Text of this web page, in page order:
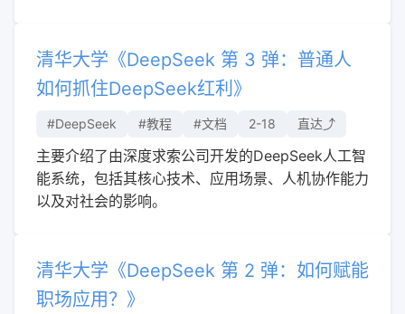
清华大学《DeepSeek 第 3 弹：普通人
如何抓住DeepSeek红利》
#DeepSeek #教程 #文档 2-18 直达⤴︎
主要介绍了由深度求索公司开发的DeepSeek人工智
能系统，包括其核心技术、应用场景、人机协作能力
以及对社会的影响。
清华大学《DeepSeek 第 2 弹：如何赋能
职场应用？》